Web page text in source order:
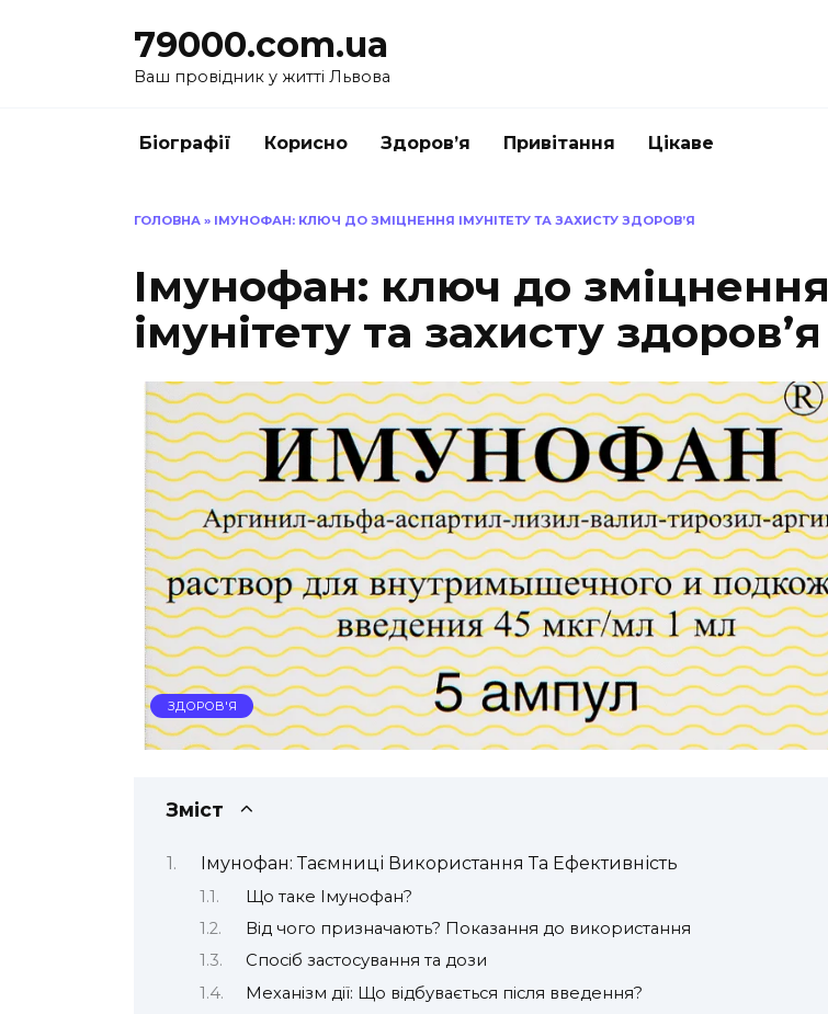
79000.com.ua
Ваш провідник у житті Львова
Біографії Корисно Здоров’я Привітання Цікаве
ГОЛОВНА » ІМУНОФАН: КЛЮЧ ДО ЗМІЦНЕННЯ ІМУНІТЕТУ ТА ЗАХИСТУ ЗДОРОВ’Я
Імунофан: ключ до зміцнення
імунітету та захисту здоров’я
ЗДОРОВ'Я
Зміст
Імунофан: Таємниці Використання Та Ефективність
Що таке Імунофан?
Від чого призначають? Показання до використання
Спосіб застосування та дози
Механізм дії: Що відбувається після введення?